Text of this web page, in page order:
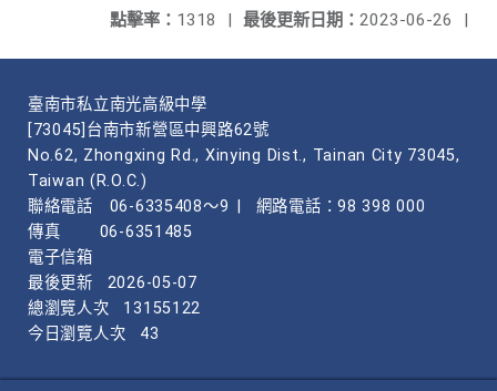
最後更新日期： 2023-06-26 |
點擊率： 1318 |
臺南市私立南光高級中學
[73045]台南市新營區中興路62號
No.62, Zhongxing Rd., Xinying Dist., Tainan City 73045,
Taiwan (R.O.C.)
聯絡電話
06-6335408～9
網路電話：98 398 000
傳真
06-6351485
電子信箱
最後更新
2026-05-07
總瀏覽人次
13155122
今日瀏覽人次
43